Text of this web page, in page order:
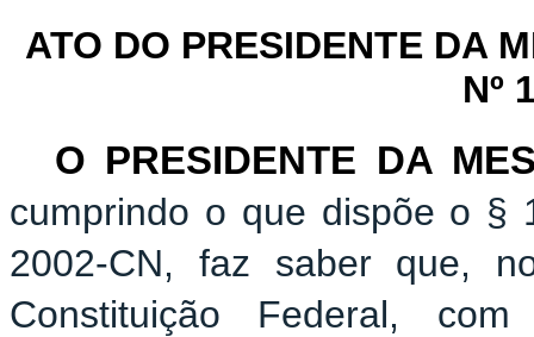
ATO DO PRESIDENTE DA
Nº
O PRESIDENTE DA
cumprindo o que dispõe o §
2002-CN, faz saber que,
Constituição Federal,